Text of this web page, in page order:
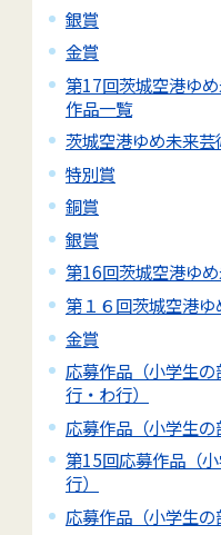
銀賞
金賞
第17回茨城空港ゆ
作品一覧
茨城空港ゆめ未来芸
特別賞
銅賞
銀賞
第16回茨城空港ゆ
第１６回茨城空港
金賞
応募作品（小学生の
行・わ行）
応募作品（小学生の
第15回応募作品（
行）
応募作品（小学生の